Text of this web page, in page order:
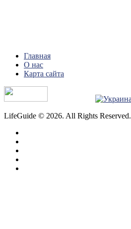
Главная
О нас
Карта сайта
LifeGuide © 2026. All Rights Reserved.